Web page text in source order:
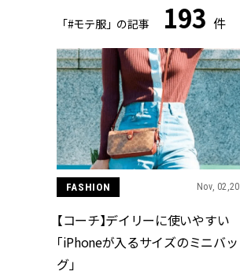
「#モテ服」の記事 193 件
FASHION Nov,
【コーチ】デイリーに使いやすい
「iPhoneが入るサイズのミニバッ
グ」